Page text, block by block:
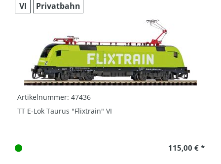
VI Privatbahn
Artikelnummer: 47436
TT E-Lok Taurus "Flixtrain" VI
115,00 € *